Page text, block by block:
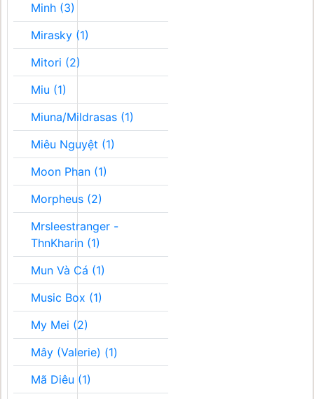
Minh (3)
Mirasky (1)
Mitori (2)
Miu (1)
Miuna/Mildrasas (1)
Miêu Nguyệt (1)
Moon Phan (1)
Morpheus (2)
Mrsleestranger -
ThnKharin (1)
Mun Và Cá (1)
Music Box (1)
My Mei (2)
Mây (Valerie) (1)
Mã Diêu (1)